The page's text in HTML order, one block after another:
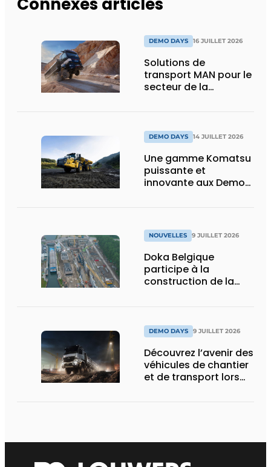
DEMO DAYS 16 JUILLET 2026
Solutions de
transport MAN pour le
secteur de la
DEMO DAYS 14 JUILLET 2026
Une gamme Komatsu
puissante et
innovante aux Demo
NOUVELLES 9 JUILLET 2026
Doka Belgique
participe à la
construction de la
DEMO DAYS 9 JUILLET 2026
Découvrez l’avenir des
véhicules de chantier
et de transport lors